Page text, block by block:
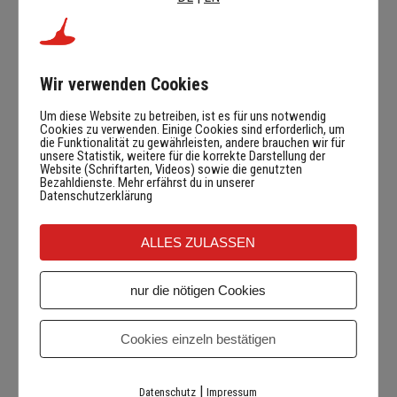
Wir verwenden Cookies
Um diese Website zu betreiben, ist es für uns notwendig
Cookies zu verwenden. Einige Cookies sind erforderlich, um
die Funktionalität zu gewährleisten, andere brauchen wir für
unsere Statistik, weitere für die korrekte Darstellung der
Website (Schriftarten, Videos) sowie die genutzten
Bezahldienste. Mehr erfährst du in unserer
Datenschutzerklärung
ALLES ZULASSEN
nur die nötigen Cookies
Cookies einzeln bestätigen
Datenschutz |Impressum